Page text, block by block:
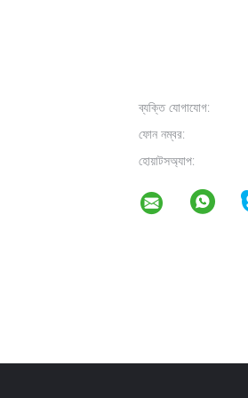
ব্যক্তি যোগাযোগ:
ফোন নম্বর:
হোয়াটসঅ্যাপ: